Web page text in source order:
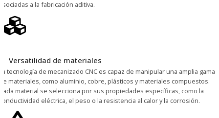
a la fabricación aditiva.
Versatilidad de materiales
tecnología de mecanizado CNC es capaz de manipular una amplia gama
materiales, como aluminio, cobre, plásticos y materiales compuestos.
material se selecciona por sus propiedades específicas, como la
eléctrica, el peso o la resistencia al calor y la corrosión.